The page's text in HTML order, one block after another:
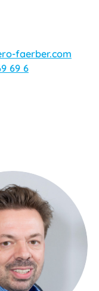
faerber.com
69 6